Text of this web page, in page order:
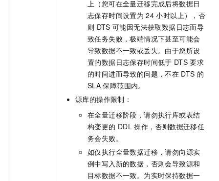
上（您可在全量迁移完成后将数据日
志保存时间设置为 24 小时以上），否
则 DTS 可能因无法获取数据日志而导
致任务失败，极端情况下甚至可能会
导致数据不一致或丢失。由于您所设
置的数据日志保存时间低于 DTS 要求
的时间进而导致的问题，不在 DTS 的
SLA 保障范围内。
源库的操作限制：
在全量迁移阶段，请勿执行库或表结
构变更的 DDL 操作，否则数据迁移任
务会失败。
如仅执行全量数据迁移，请勿向源实
例中写入新的数据，否则会导致源和
目标数据不一致。为实时保持数据一